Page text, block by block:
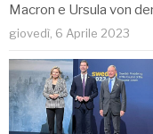
Macron e Ursula von
giovedì, 6 Aprile 2023